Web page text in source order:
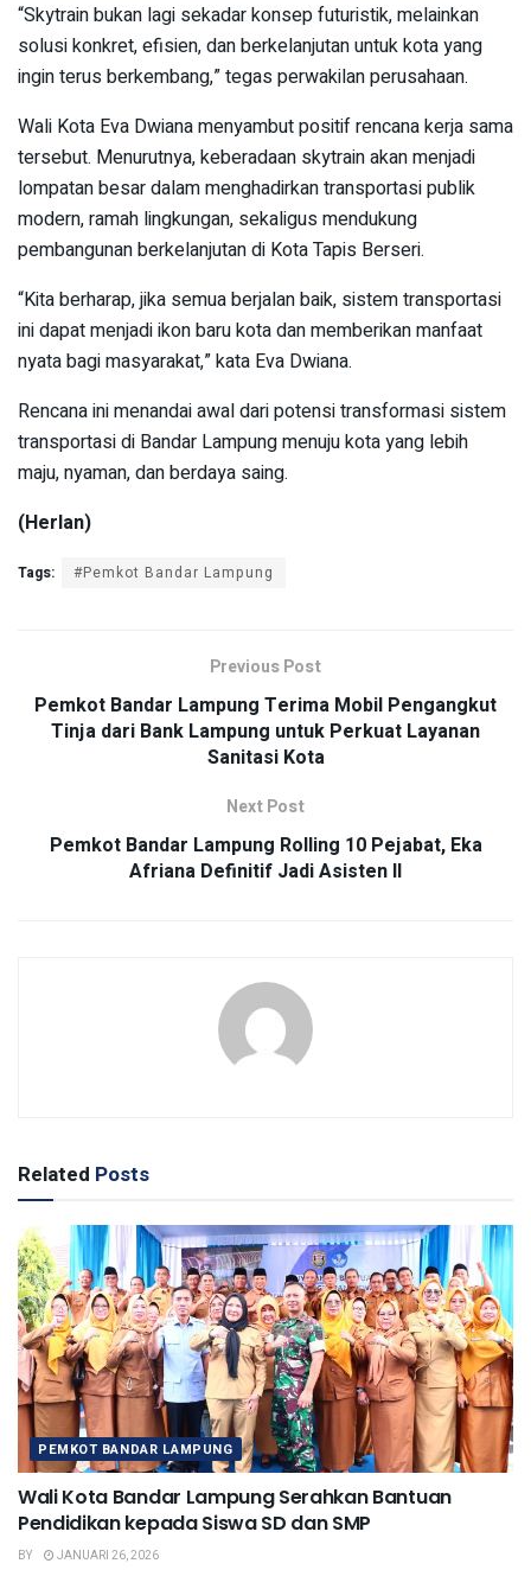
“Skytrain bukan lagi sekadar konsep futuristik, melainkan
solusi konkret, efisien, dan berkelanjutan untuk kota yang
ingin terus berkembang,” tegas perwakilan perusahaan.
Wali Kota Eva Dwiana menyambut positif rencana kerja sama
tersebut. Menurutnya, keberadaan skytrain akan menjadi
lompatan besar dalam menghadirkan transportasi publik
modern, ramah lingkungan, sekaligus mendukung
pembangunan berkelanjutan di Kota Tapis Berseri.
“Kita berharap, jika semua berjalan baik, sistem transportasi
ini dapat menjadi ikon baru kota dan memberikan manfaat
nyata bagi masyarakat,” kata Eva Dwiana.
Rencana ini menandai awal dari potensi transformasi sistem
transportasi di Bandar Lampung menuju kota yang lebih
maju, nyaman, dan berdaya saing.
(Herlan)
Tags: #Pemkot Bandar Lampung
Previous Post
Pemkot Bandar Lampung Terima Mobil Pengangkut
Tinja dari Bank Lampung untuk Perkuat Layanan
Sanitasi Kota
Next Post
Pemkot Bandar Lampung Rolling 10 Pejabat, Eka
Afriana Definitif Jadi Asisten II
Related Posts
PEMKOT BANDAR LAMPUNG
Wali Kota Bandar Lampung Serahkan Bantuan
Pendidikan kepada Siswa SD dan SMP
BY JANUARI 26, 2026